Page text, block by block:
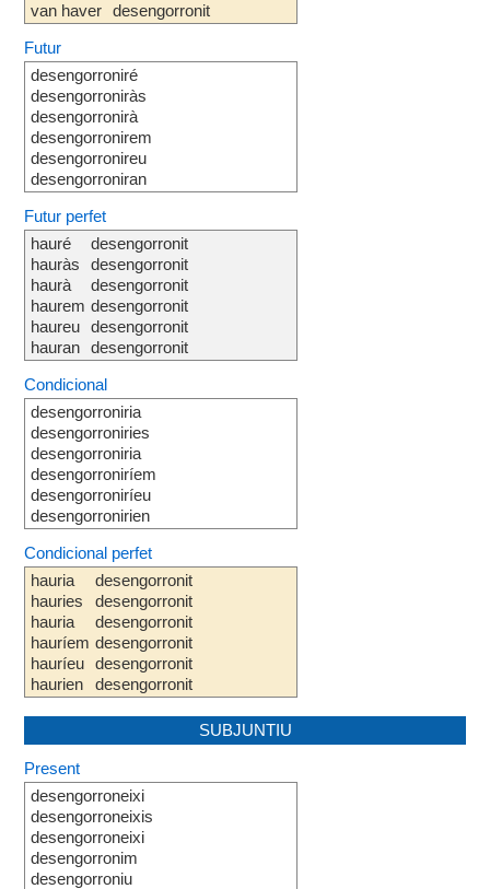
van haver desengorronit
Futur
desengorroniré
desengorroniràs
desengorronirà
desengorronirem
desengorronireu
desengorroniran
Futur perfet
hauré
hauràs
haurà
haurem
haureu
hauran
desengorronit
desengorronit
desengorronit
desengorronit
desengorronit
desengorronit
Condicional
desengorroniria
desengorroniries
desengorroniria
desengorroniríem
desengorroniríeu
desengorronirien
Condicional perfet
hauria
hauries
hauria
hauríem
hauríeu
haurien
desengorronit
desengorronit
desengorronit
desengorronit
desengorronit
desengorronit
SUBJUNTIU
Present
desengorroneixi
desengorroneixis
desengorroneixi
desengorronim
desengorroniu